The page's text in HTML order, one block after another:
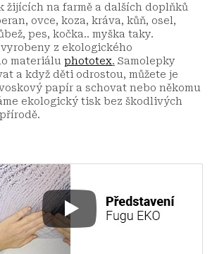
žijících na farmě a dalších doplňků
ovce, koza, kráva, kůň, osel,
pes, kočka.. myška taky.
z ekologického
materiálu phototex. Samolepky
a když děti odrostou, můžete je
papír a schovat nebo někomu
ekologický tisk bez škodlivých